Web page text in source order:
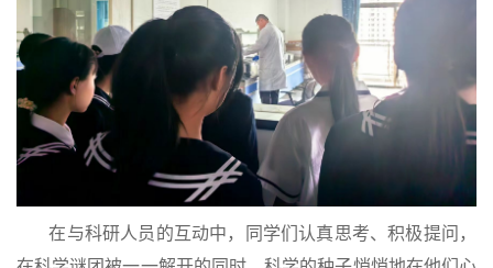
在与科研人员的互动中，同学们认真思考、积极提问，